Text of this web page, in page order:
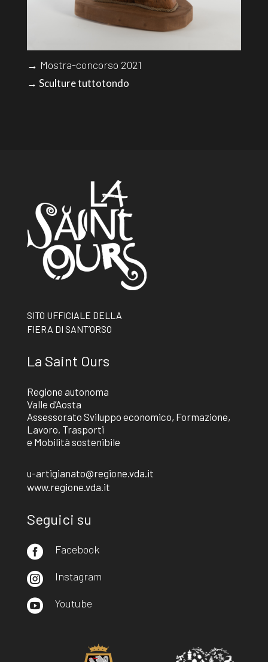
→ Mostra-concorso 2021
→ Sculture tuttotondo
SITO UFFICIALE DELLA
FIERA DI SANT’ORSO
La Saint Ours
Regione autonoma
Valle d’Aosta
Assessorato Sviluppo economico, Formazione,
Lavoro, Trasporti
e Mobilità sostenibile
u-artigianato@regione.vda.it
www.regione.vda.it
Seguici su
 Facebook
 Instagram
 Youtube